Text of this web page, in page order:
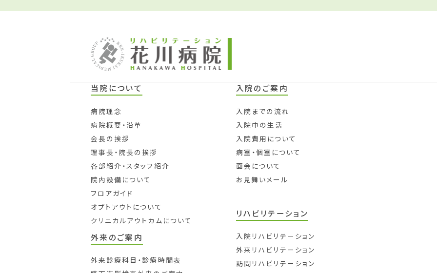
当院について
病院理念
病院概要・沿革
会長の挨拶
理事長・院長の挨拶
各部紹介・スタッフ紹介
院内設備について
フロアガイド
オプトアウトについて
クリニカルアウトカムについて
外来のご案内
外来診療科目・診療時間表
入院のご案内
入院までの流れ
入院中の生活
入院費用について
病室・個室について
面会について
お見舞いメール
リハビリテーション
入院リハビリテーション
外来リハビリテーション
訪問リハビリテーション